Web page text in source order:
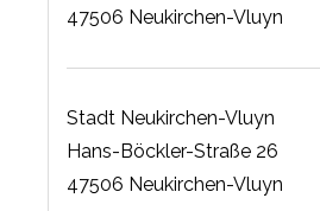
47506 Neukirchen-Vluyn
Stadt Neukirchen-Vluyn
Hans-Böckler-Straße 26
47506 Neukirchen-Vluyn